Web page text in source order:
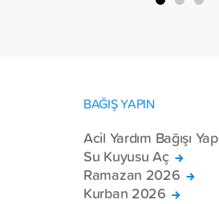
BAĞIŞ YAPIN
Acil Yardım Bağışı Yap
Su Kuyusu Aç
Ramazan 2026
Kurban 2026